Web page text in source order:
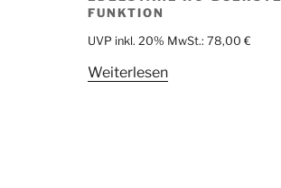
FUNKTION
UVP inkl. 20% MwSt.: 78,00 €
Weiterlesen